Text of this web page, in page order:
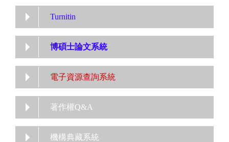
Turnitin
博碩士論文系統
電子資源查詢系統
著作權Q&A
機構典藏系統